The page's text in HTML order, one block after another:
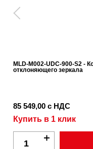
MLD-M002-UDC-900-S2 -
отклоняющего зеркала
85 549,00 с НДС
Купить в 1 клик